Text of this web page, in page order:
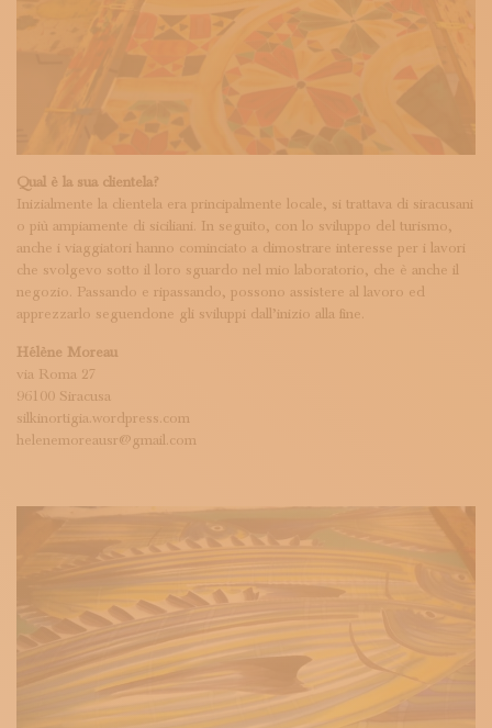
Qual è la sua clientela?
Inizialmente la clientela era principalmente locale, si trattava di siracusani
o più ampiamente di siciliani. In seguito, con lo sviluppo del turismo,
anche i viaggiatori hanno cominciato a dimostrare interesse per i lavori
che svolgevo sotto il loro sguardo nel mio laboratorio, che è anche il
negozio. Passando e ripassando, possono assistere al lavoro ed
apprezzarlo seguendone gli sviluppi dall’inizio alla fine.
Hélène Moreau
via Roma 27
96100 Siracusa
silkinortigia.wordpress.com
helenemoreausr@gmail.com